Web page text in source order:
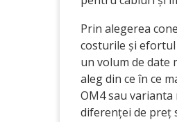
Prin alegerea
costurile și
un volum de date
aleg din ce în ce
OM4 sau
diferenței de preț